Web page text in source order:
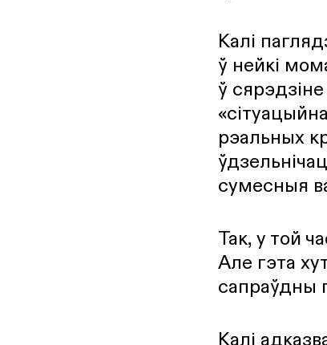
Калі
ў нейкі
ў
рэальных
сумесныя
Так, у той
Але гэта
сапраўдны
Калі